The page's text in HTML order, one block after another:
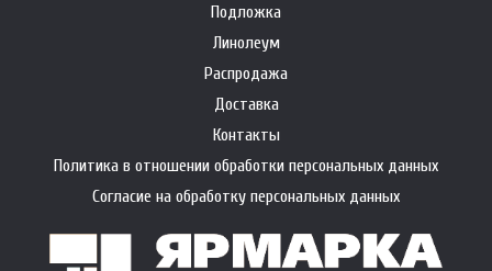
Подложка
Линолеум
Распродажа
Доставка
Контакты
Политика в отношении обработки персональных данных
Согласие на обработку персональных данных